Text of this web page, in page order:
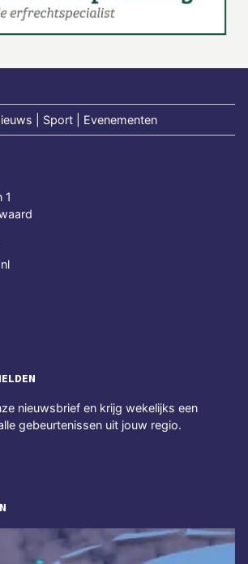
| Sport | Evenementen
1
nieuwsbrief en krijg wekelijks een
gebeurtenissen uit jouw regio.